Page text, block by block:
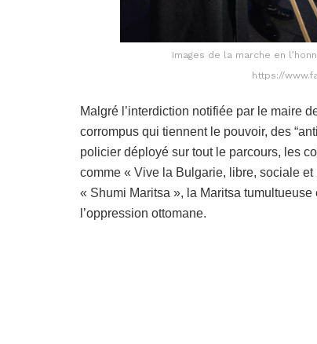
Images de la marche en
https://
Malgré l’interdiction notifiée par le maire
corrompus qui tiennent le pouvoir, des
policier déployé sur tout le parcours, les
comme « Vive la Bulgarie, libre, sociale
« Shumi Maritsa », la Maritsa
l’oppression ottomane.